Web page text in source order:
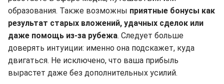
образования. Также возможны приятные бонусы как
результат старых вложений, удачных сделок или
даже помощь из-за рубежа. Следует больше
доверять интуиции: именно она подскажет, куда
двигаться. Не исключено, что ваша прибыль
вырастет даже без дополнительных усилий.